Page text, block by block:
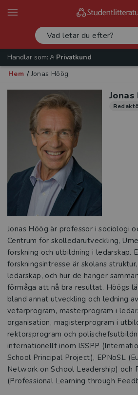
Handlar som:
Privatkund
Hem / Jonas Höög
Jonas
Jonas Höög är professor i sociologi
Centrum för skol­ledarutveckling,
forskning och utbildning i ledarskap.
forskningsintresse är skolans
ledarskap, och hur de hänger
förmåga att nå bra resultat. Höögs
bland annat utveckling och ledning
vetarprogram, masterprogram i
organisation, magisterprogram i
rektorsprogram och
internationellt inom ISSPP
School ­Principal ­Project), EPNoSL
Network on School Leadership) och
(Professional Learning through